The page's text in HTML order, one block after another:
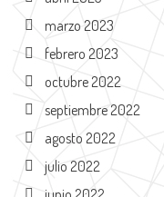
marzo 2023
febrero 2023
octubre 2022
septiembre 2022
agosto 2022
julio 2022